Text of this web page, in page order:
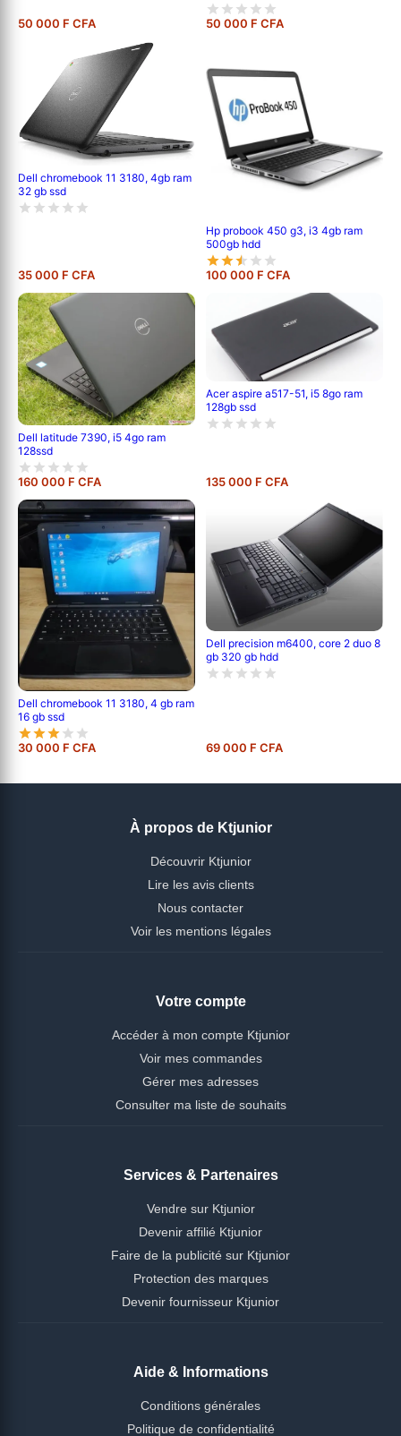
50 000 F CFA 50 000 F CFA
Dell chromebook 11 3180, 4gb ram
32 gb ssd
35 000 F CFA
Hp probook 450 g3, i3 4gb ram
500gb hdd
100 000 F CFA
Dell latitude 7390, i5 4go ram
128ssd
160 000 F CFA
Acer aspire a517-51, i5 8go ram
128gb ssd
135 000 F CFA
Dell chromebook 11 3180, 4 gb ram
16 gb ssd
30 000 F CFA
Dell precision m6400, core 2 duo 8
gb 320 gb hdd
69 000 F CFA
À propos de Ktjunior
Découvrir Ktjunior
Lire les avis clients
Nous contacter
Voir les mentions légales
Votre compte
Accéder à mon compte Ktjunior
Voir mes commandes
Gérer mes adresses
Consulter ma liste de souhaits
Services & Partenaires
Vendre sur Ktjunior
Devenir affilié Ktjunior
Faire de la publicité sur Ktjunior
Protection des marques
Devenir fournisseur Ktjunior
Aide & Informations
Conditions générales
Politique de confidentialité